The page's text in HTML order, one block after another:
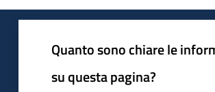
Quanto sono chiare le
su questa pagina?